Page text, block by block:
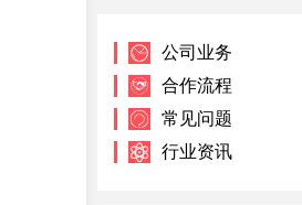
公司业务
合作流程
常见问题
行业资讯